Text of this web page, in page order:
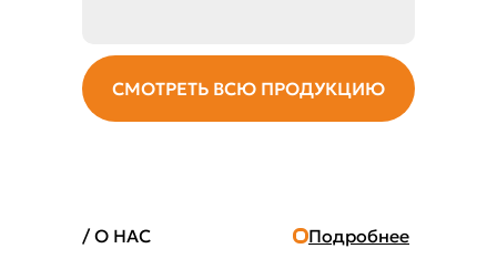
СМОТРЕТЬ ВСЮ ПРОДУКЦИЮ
/ О НАС Подробнее